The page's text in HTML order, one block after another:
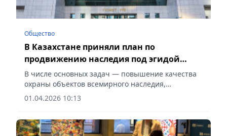
Общество
В Казахстане приняли план по
продвижению наследия под эгидой
ЮНЕСКО и ИСЕСКО
В числе основных задач — повышение качества
охраны объектов всемирного наследия,
сообщает Vecher.kz.
01.04.2026 10:13